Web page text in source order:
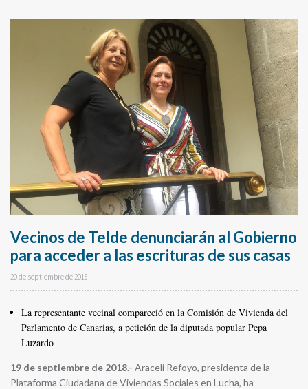
Vecinos de Telde denunciarán al Gobierno
para acceder a las escrituras de sus casas
20 de septiembre de 2018
La representante vecinal compareció en la Comisión de Vivienda del
Parlamento de Canarias, a petición de la diputada popular Pepa
Luzardo
19 de septiembre de 2018.- Araceli Refoyo, presidenta de la
Plataforma Ciudadana de Viviendas Sociales en Lucha, ha